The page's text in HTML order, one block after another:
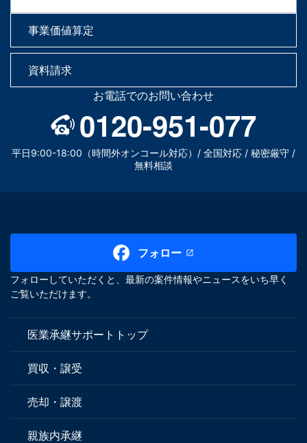
事業価値算定
資料請求
お電話でのお問い合わせ
0120-951-077
平日9:00-18:00（時間外オンコール対応）/ 全国対応 / 秘密厳守 /
無料相談
フォロー
フォローしていただくと、最新の案件情報やニュースをいち早く
ご覧いただけます。
医業承継サポートトップ
買収・譲受
売却・譲渡
親族内承継